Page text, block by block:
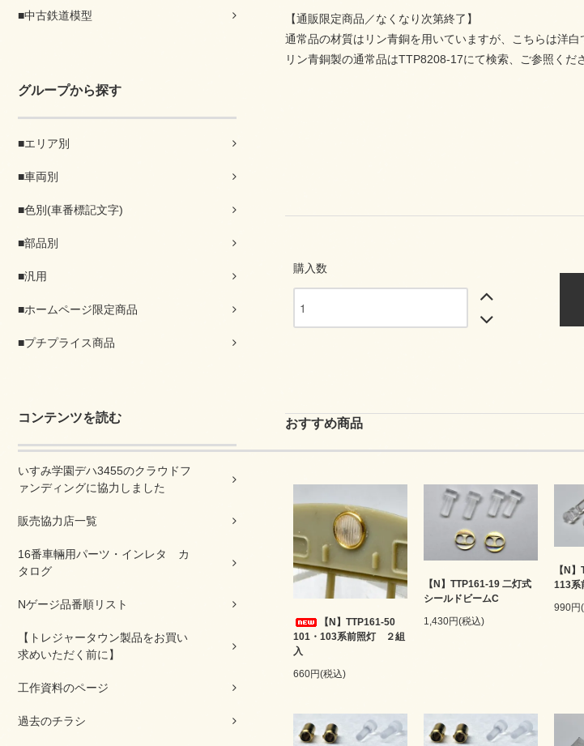
■中古鉄道模型
グループから探す
■エリア別
■車両別
■色別(車番標記文字)
■部品別
■汎用
■ホームページ限定商品
■プチプライス商品
コンテンツを読む
いすみ学園デハ3455のクラウドフ
ァンディングに協力しました
販売協力店一覧
16番車輛用パーツ・インレタ カ
タログ
Nゲージ品番順リスト
【トレジャータウン製品をお買い
求めいただく前に】
工作資料のページ
過去のチラシ
【通販限定商品／なくなり次第終了】
通常品の材質はリン青銅を用いていますが、こちらは洋
リン青銅製の通常品はTTP8208-17にて検索、ご参照くだ
購入数
おすすめ商品
【N】TTP161-50
101・103系前照灯 ２組
入
660円(税込)
【N】TTP161-19 二灯式
シールドビームC
1,430円(税込)
【N
113系
990円